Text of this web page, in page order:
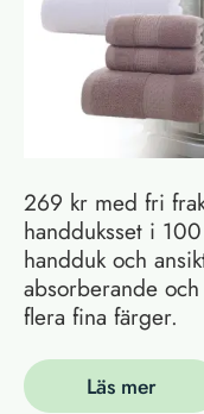
269 kr med fri
handduksset i
handduk och
absorberande
flera fina färger.
Läs mer